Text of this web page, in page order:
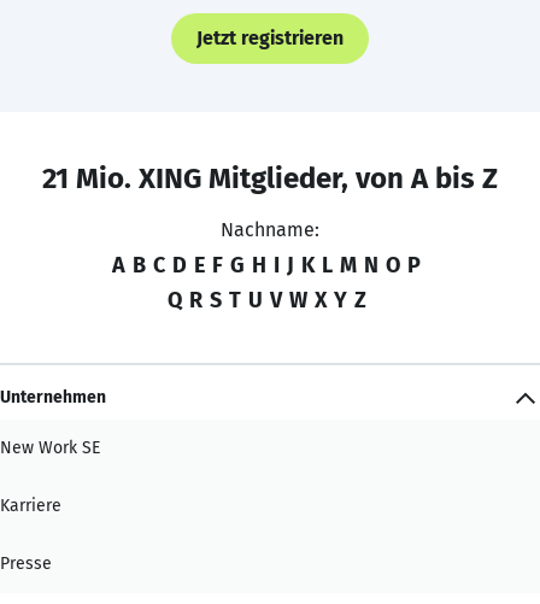
Jetzt registrieren
21 Mio. XING Mitglieder, von A bis Z
Nachname:
A B C D E F G H I J K L M N O P
Q R S T U V W X Y Z
Unternehmen
New Work SE
Karriere
Presse